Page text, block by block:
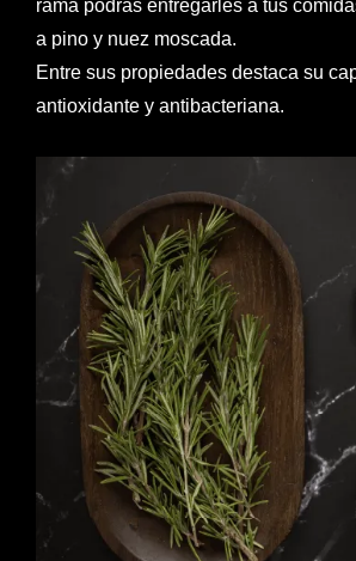
rama podrás entregarles a tus
a pino y nuez moscada.
Entre sus propiedades destaca su
antioxidante y antibacteriana.